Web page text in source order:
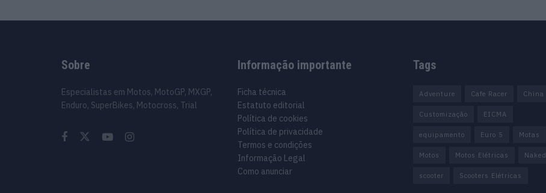
Sobre
Especialistas em Motos, MotoGP, MXGP,
Enduro, SuperBikes, Motocross, Trial
Informação importante
Ficha técnica
Estatuto editorial
Política de cookies
Política de privacidade
Termos e condições
Informação Legal
Como anunciar
Tags
Adventure Cafe Racer China
Customização EICMA
equipamento Euro 5 Motas
Motos Motos Elétricas Naked
scooter Scooters Elétricas